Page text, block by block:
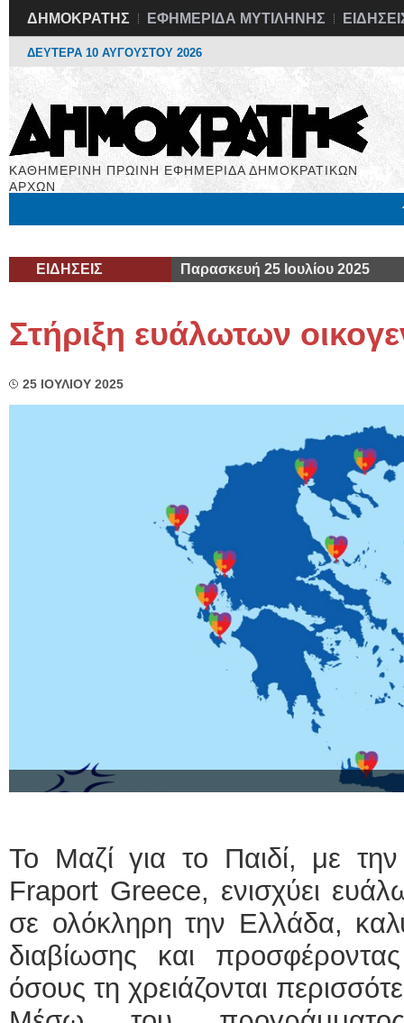
ΔΗΜΟΚΡΑΤΗΣ ΕΦΗΜΕΡΙΔΑ ΜΥΤΙΛΗΝΗΣ
ΔΕΥΤΕΡΑ 10 ΑΥΓΟΥΣΤΟΥ 2026
ΚΑΘΗΜΕΡΙΝΗ ΠΡΩΙΝΗ ΕΦΗΜΕΡΙΔΑ ΔΗΜΟΚΡΑΤΙΚΩΝ
ΑΡΧΩΝ
ΕΙΔΗΣΕΙΣ Παρασκευή 25 Ιουλίου 2025
Στήριξη ευάλωτων
25 ΙΟΥΛΙΟΥ 2025
Το Μαζί για το Παιδί, με την
Fraport Greece, ενισχύει
σε ολόκληρη την Ελλάδα,
διαβίωσης και
όσους τη χρειάζονται